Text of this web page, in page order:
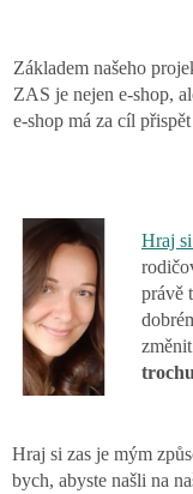
Základem našeho
ZAS je nejen e-shop,
e-shop má za cíl
Hraj
právě
Hraj si zas je mým
bych, abyste našli na